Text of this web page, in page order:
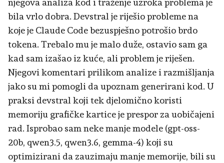
njegova analiza kod i traženje uzroka problema je
bila vrlo dobra. Devstral je riješio probleme na
koje je Claude Code bezuspješno potrošio brdo
tokena. Trebalo mu je malo duže, ostavio sam ga
kad sam izašao iz kuće, ali problem je riješen.
Njegovi komentari prilikom analize i razmišljanja
jako su mi pomogli da upoznam generirani kod. U
praksi devstral koji tek djelomično koristi
memoriju grafičke kartice je prespor za uobičajeni
rad. Isprobao sam neke manje modele (gpt-oss-
20b, qwen3.5, qwen3.6, gemma-4) koji su
optimizirani da zauzimaju manje memorije, bili su